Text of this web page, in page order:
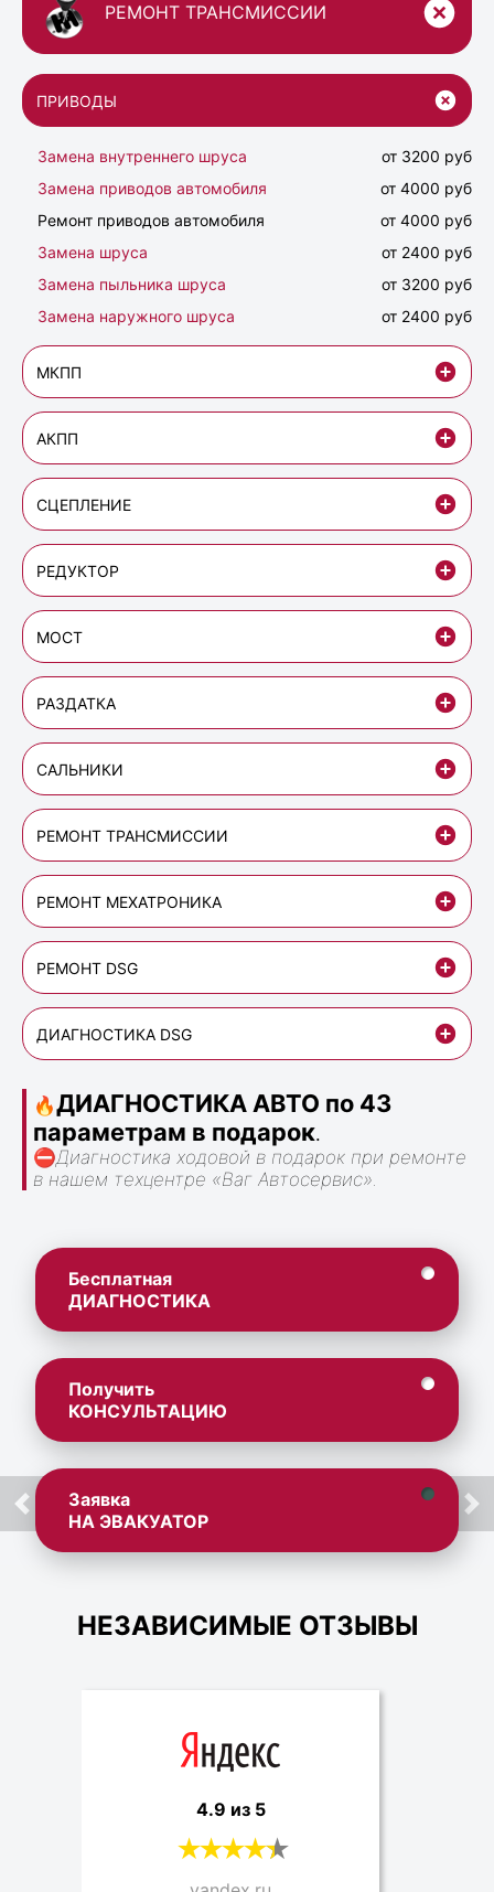
РЕМОНТ ТРАНСМИССИИ
ПРИВОДЫ
Замена внутреннего шруса
от 3200 руб
Замена приводов автомобиля
от 4000 руб
Ремонт приводов автомобиля
от 4000 руб
Замена шруса
от 2400 руб
Замена пыльника шруса
от 3200 руб
Замена наружного шруса
от 2400 руб
МКПП
АКПП
СЦЕПЛЕНИЕ
РЕДУКТОР
МОСТ
РАЗДАТКА
САЛЬНИКИ
РЕМОНТ ТРАНСМИССИИ
РЕМОНТ МЕХАТРОНИКА
РЕМОНТ DSG
ДИАГНОСТИКА DSG
🔥ДИАГНОСТИКА АВТО по 43
параметрам в подарок.
⛔Диагностика ходовой в подарок при ремонте
в нашем техцентре «Ваг Автосервис».
Бесплатная
ДИАГНОСТИКА
Получить
КОНСУЛЬТАЦИЮ
Заявка
НА ЭВАКУАТОР
НЕЗАВИСИМЫЕ ОТЗЫВЫ
4.9 из 5